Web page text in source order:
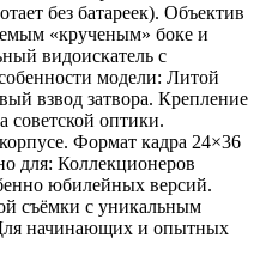
без батареек). Объектив
«крученым» боке и
видоискатель с
модели: Литой
взвод затвора. Крепление
советской оптики.
Формат кадра 24×36
для: Коллекционеров
юбилейных версий.
съёмки с уникальным
начинающих и опытных